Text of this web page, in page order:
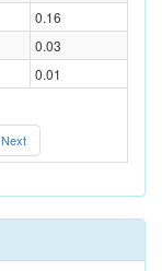
0.16
0.03
0.01
Next